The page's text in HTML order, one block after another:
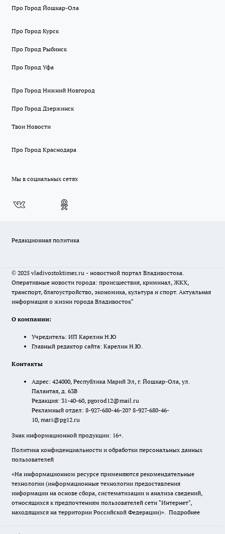
Про Город Йошкар-Ола
Про Город Курск
Про Город Рыбинск
Про Город Уфа
Про Город Нижний Новгород
Про Город Дзержинск
Твои Новости
Про Город Краснодара
Мы в социальных сетях
Редакционная политика
© 2025 vladivostoktimes.ru - новостной портал Владивостока.
Оперативные новости города: происшествия, криминал, ЖКХ,
транспорт, благоустройство, экономика, культура и спорт. Актуальная
информация о жизни города Владивосток"
О компании:
Учредитель: ИП Карелин Н.Ю
Главный редактор сайта: Карелин Н.Ю.
Контакты
Адрес: 424000, Республика Марий Эл, г. Йошкар-Ола, ул.
Палантая, д. 63В
Редакция: 31-40-60, pgorod12@mail.ru
Рекламный отдел: 8-927-680-46-20? 8-927-680-46-
10, mari@pg12.ru
Знак информационной продукции: 16+.
Политика конфиденциальности и обработки персональных данных
пользователей
«На информационном ресурсе применяются рекомендательные
технологии (информационные технологии предоставления
информации на основе сбора, систематизации и анализа сведений,
относящихся к предпочтениям пользователей сети "Интернет",
находящихся на территории Российской Федерации)». Подробнее